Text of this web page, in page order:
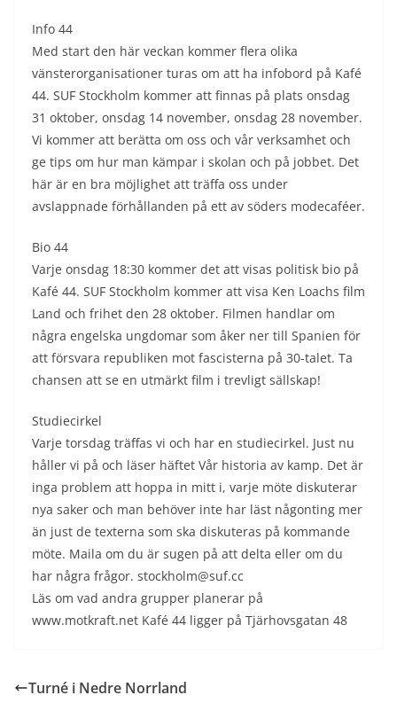
Info 44
Med start den här veckan kommer flera olika
vänsterorganisationer turas om att ha infobord på Kafé
44. SUF Stockholm kommer att finnas på plats onsdag
31 oktober, onsdag 14 november, onsdag 28 november.
Vi kommer att berätta om oss och vår verksamhet och
ge tips om hur man kämpar i skolan och på jobbet. Det
här är en bra möjlighet att träffa oss under
avslappnade förhållanden på ett av söders modecaféer.
Bio 44
Varje onsdag 18:30 kommer det att visas politisk bio på
Kafé 44. SUF Stockholm kommer att visa Ken Loachs film
Land och frihet den 28 oktober. Filmen handlar om
några engelska ungdomar som åker ner till Spanien för
att försvara republiken mot fascisterna på 30-talet. Ta
chansen att se en utmärkt film i trevligt sällskap!
Studiecirkel
Varje torsdag träffas vi och har en studiecirkel. Just nu
håller vi på och läser häftet Vår historia av kamp. Det är
inga problem att hoppa in mitt i, varje möte diskuterar
nya saker och man behöver inte har läst någonting mer
än just de texterna som ska diskuteras på kommande
möte. Maila om du är sugen på att delta eller om du
har några frågor. stockholm@suf.cc
Läs om vad andra grupper planerar på
www.motkraft.net Kafé 44 ligger på Tjärhovsgatan 48
Turné i Nedre Norrland